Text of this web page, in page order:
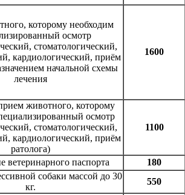
которому необходим
осмотр
стоматологический,
кардиологический, приём
начальной схемы
лечения
1600
животного, которому
осмотр
стоматологический,
кардиологический, приём
ратолога)
1100
ветеринарного паспорта
180
собаки массой до 30
кг.
550